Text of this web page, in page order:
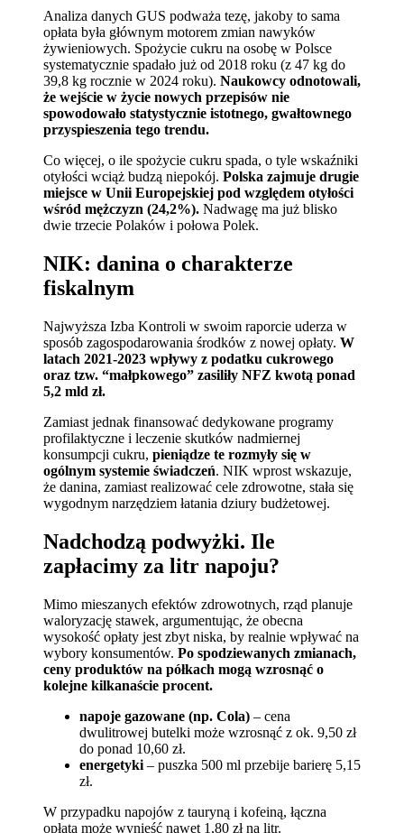
Analiza danych GUS podważa tezę, jakoby to sama
opłata była głównym motorem zmian nawyków
żywieniowych. Spożycie cukru na osobę w Polsce
systematycznie spadało już od 2018 roku (z 47 kg do
39,8 kg rocznie w 2024 roku). Naukowcy odnotowali,
że wejście w życie nowych przepisów nie
spowodowało statystycznie istotnego, gwałtownego
przyspieszenia tego trendu.
Co więcej, o ile spożycie cukru spada, o tyle wskaźniki
otyłości wciąż budzą niepokój. Polska zajmuje drugie
miejsce w Unii Europejskiej pod względem otyłości
wśród mężczyzn (24,2%). Nadwagę ma już blisko
dwie trzecie Polaków i połowa Polek.
NIK: danina o charakterze
fiskalnym
Najwyższa Izba Kontroli w swoim raporcie uderza w
sposób zagospodarowania środków z nowej opłaty. W
latach 2021-2023 wpływy z podatku cukrowego
oraz tzw. “małpkowego” zasiliły NFZ kwotą ponad
5,2 mld zł.
Zamiast jednak finansować dedykowane programy
profilaktyczne i leczenie skutków nadmiernej
konsumpcji cukru, pieniądze te rozmyły się w
ogólnym systemie świadczeń. NIK wprost wskazuje,
że danina, zamiast realizować cele zdrowotne, stała się
wygodnym narzędziem łatania dziury budżetowej.
Nadchodzą podwyżki. Ile
zapłacimy za litr napoju?
Mimo mieszanych efektów zdrowotnych, rząd planuje
waloryzację stawek, argumentując, że obecna
wysokość opłaty jest zbyt niska, by realnie wpływać na
wybory konsumentów. Po spodziewanych zmianach,
ceny produktów na półkach mogą wzrosnąć o
kolejne kilkanaście procent.
napoje gazowane (np. Cola) – cena
dwulitrowej butelki może wzrosnąć z ok. 9,50 zł
do ponad 10,60 zł.
energetyki – puszka 500 ml przebije barierę 5,15
zł.
W przypadku napojów z tauryną i kofeiną, łączna
opłata może wynieść nawet 1,80 zł na litr.